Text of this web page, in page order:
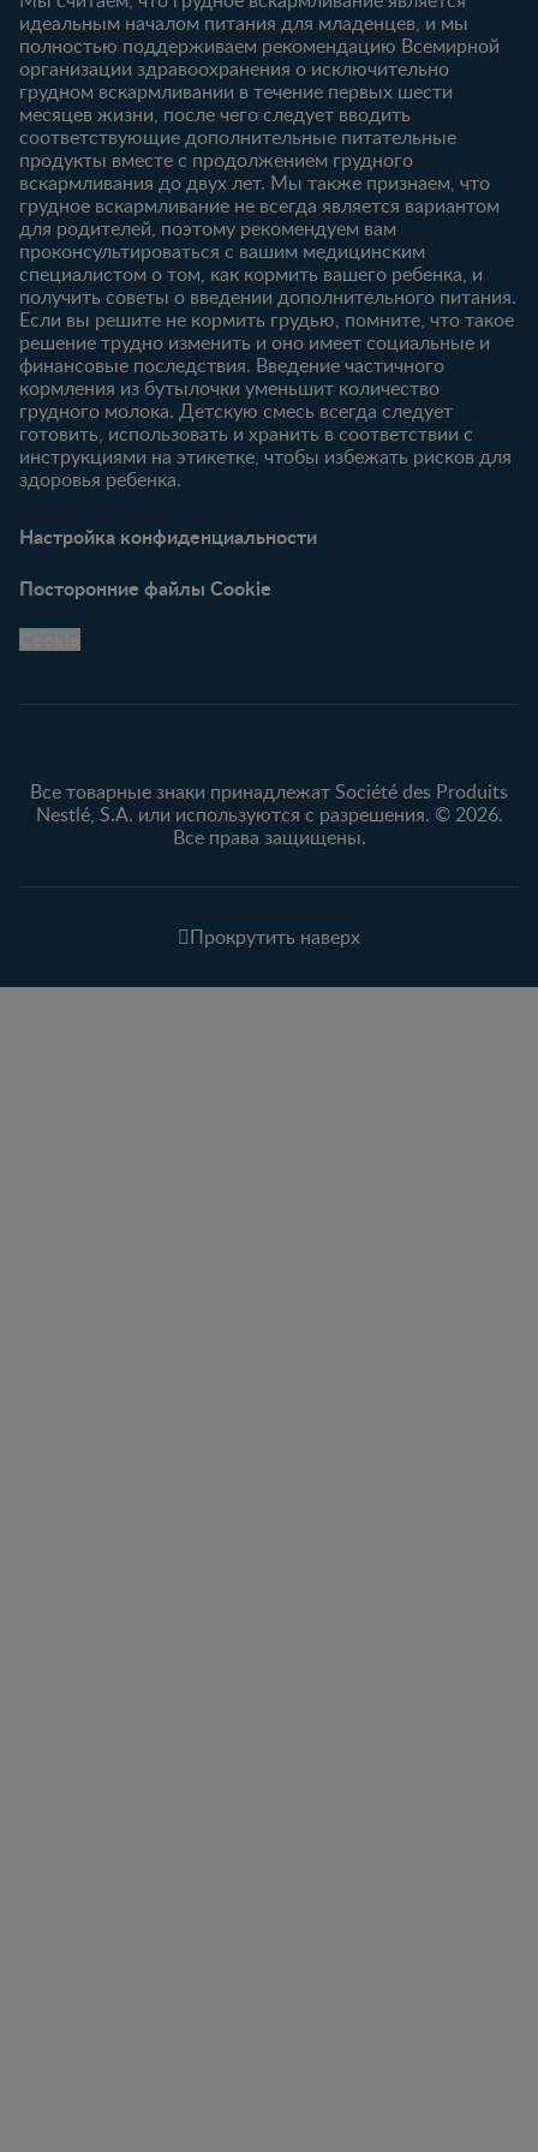
Купить
Наши бренды
Бесплатные
тестирования
6-12 месяцев
Статьи
Продукты
12-18 месяцев
Статьи
Продукты
18-24 месяцев
Статьи
Продукты
идеальным началом питания для младенцев, и мы
полностью поддерживаем рекомендацию Всемирной
организации здравоохранения о исключительно
грудном вскармливании в течение первых шести
месяцев жизни, после чего следует вводить
соответствующие дополнительные питательные
продукты вместе с продолжением грудного
вскармливания до двух лет. Мы также признаем, что
грудное вскармливание не всегда является вариантом
для родителей, поэтому рекомендуем вам
проконсультироваться с вашим медицинским
специалистом о том, как кормить вашего ребенка, и
получить советы о введении дополнительного питания.
Если вы решите не кормить грудью, помните, что такое
решение трудно изменить и оно имеет социальные и
финансовые последствия. Введение частичного
кормления из бутылочки уменьшит количество
грудного молока. Детскую смесь всегда следует
готовить, использовать и хранить в соответствии с
инструкциями на этикетке, чтобы избежать рисков для
здоровья ребенка.
Настройка конфиденциальности
Посторонние файлы Cookie
Все товарные знаки принадлежат Société des Produits
Nestlé, S.A. или используются с разрешения. © 2026.
Все права защищены.
Прокрутить наверх